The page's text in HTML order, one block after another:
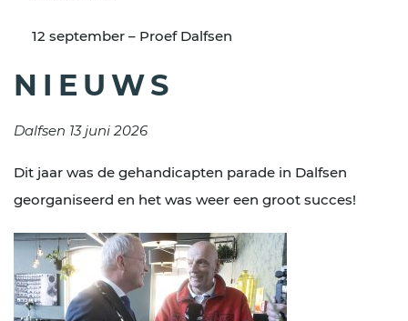
12 september – Proef Dalfsen
NIEUWS
Dalfsen 13 juni 2026
Dit jaar was de gehandicapten parade in Dalfsen
georganiseerd en het was weer een groot succes!